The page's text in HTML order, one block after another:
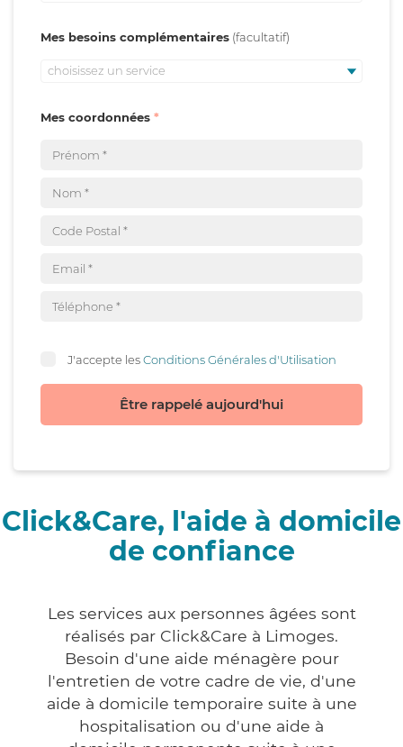
Mes besoins complémentaires
choisissez un service
Mes coordonnées
J'accepte lesConditions Générales d'Utilisation
Être rappelé aujourd'hui
Click&Care, l'aide à domicile
de confiance
Les services aux personnes âgées sont
réalisés par Click&Care à Limoges.
Besoin d'une aide ménagère pour
l'entretien de votre cadre de vie, d'une
aide à domicile temporaire suite à une
hospitalisation ou d'une aide à